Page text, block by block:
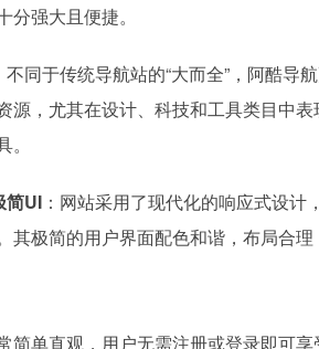
强大且便捷。
不同于传统导航站的“大而全”，阿酷导
源，尤其在设计、科技和工具类目中
简UI ：网站采用了现代化的响应式设
其极简的用户界面配色和谐，布局合
简单直观，用户无需注册或登录即可享